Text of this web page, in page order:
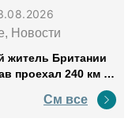
Новости
житель Британии
проехал 240 км в
См все